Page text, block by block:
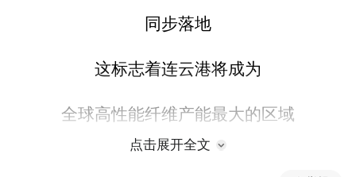
同步落地
这标志着连云港将成为
全球高性能纤维产能最大的区域
点击展开全文